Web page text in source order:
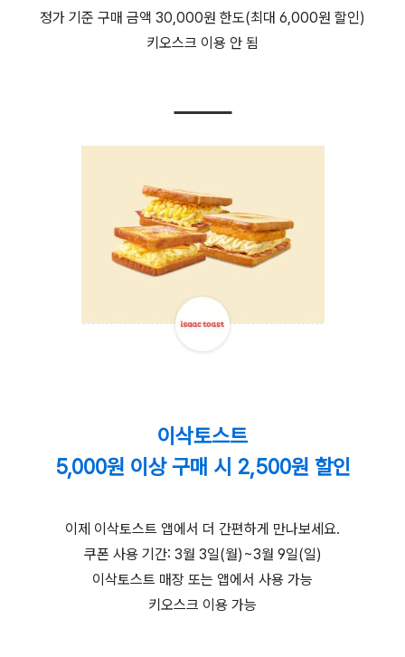
정가 기준 구매 금액 30,000원 한도(최대 6,000원 할인)
키오스크 이용 안 됨
이삭토스트
5,000원 이상 구매 시 2,500원 할인
이제 이삭토스트 앱에서 더 간편하게 만나보세요.
쿠폰 사용 기간: 3월 3일(월)~3월 9일(일)
이삭토스트 매장 또는 앱에서 사용 가능
키오스크 이용 가능